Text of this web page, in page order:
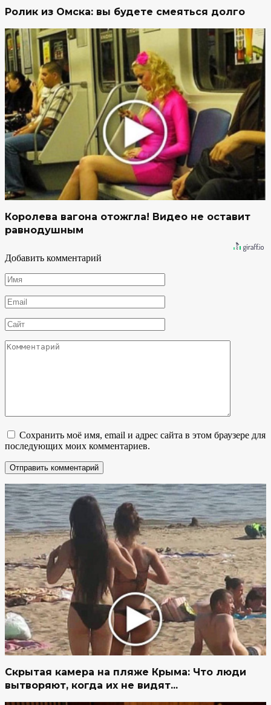
Ролик из Омска: вы будете смеяться долго
Королева вагона отожгла! Видео не оставит
равнодушным
Добавить комментарий
Имя
*
Email
*
Сайт
Комментарий
Сохранить моё имя, email и адрес сайта в этом браузере для
последующих моих комментариев.
Скрытая камера на пляже Крыма: Что люди
вытворяют, когда их не видят...